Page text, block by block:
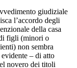
giudiziale
l’accordo degli
della casa
figli (minori o
non sembra
evidente – di atto
novero dei titoli